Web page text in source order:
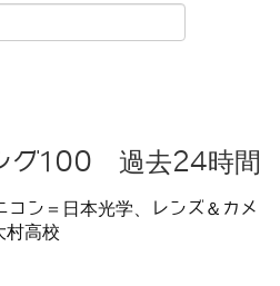
グ100 過去24時間
コン＝日本光学、レンズ＆カメ
村高校